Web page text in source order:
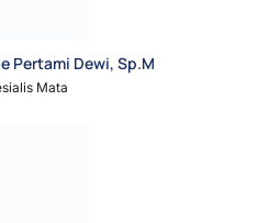
Pertami Dewi, Sp.M
Mata